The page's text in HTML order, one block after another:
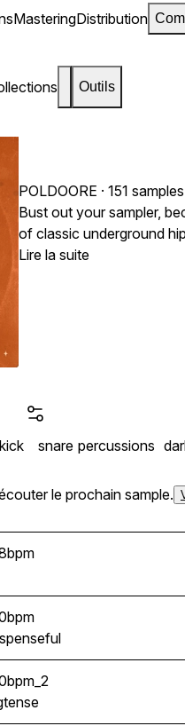
MasteringDistribution
Outils
POLDOORE · 151 samples
Bust out your sampler,
of classic underground
dusty drum hits and
Lire la suite
kick snare percussions
le prochain sample.
tense